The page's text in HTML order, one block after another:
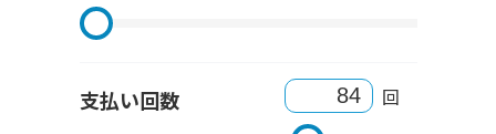
支払い回数 回